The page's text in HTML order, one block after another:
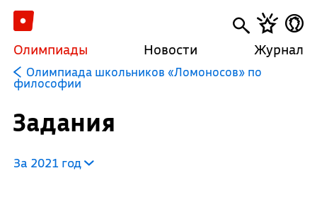
Олимпиады Новости Журнал
Олимпиада школьников «Ломоносов» по
философии
Задания
За 2021 год